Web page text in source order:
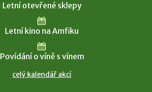
Letní otevřené sklepy
Letní kino na Amfiku
Povídání o víně s vínem
celý kalendář akcí